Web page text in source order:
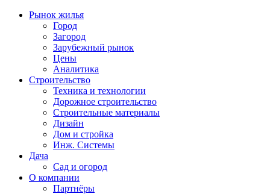
Рынок жилья
Город
Загород
Зарубежный рынок
Цены
Аналитика
Строительство
Техника и технологии
Дорожное строительство
Строительные материалы
Дизайн
Дом и стройка
Инж. Системы
Дача
Сад и огород
О компании
Партнёры